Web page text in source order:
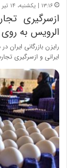
۱۳:۱۶ | یکشنبه، ۱۴ تیر ۱۴۰۵
ازسرگیری
الرویس به روی
رایزن بازرگانی ایران
ایرانی و ازسرگیری